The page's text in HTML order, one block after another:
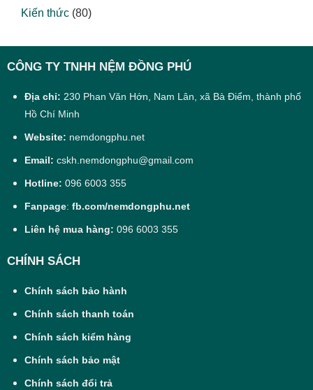
Kiến thức (80)
CÔNG TY TNHH NỆM ĐỒNG PHÚ
Địa chỉ: 230 Phan Văn Hớn, Nam Lân, xã Bà Điểm, thành phố
Hồ Chí Minh
Website: nemdongphu.net
Email: cskh.nemdongphu@gmail.com
Hotline: 096 6003 355
Fanpage: fb.com/nemdongphu.net
Liên hệ mua hàng: 096 6003 355
CHÍNH SÁCH
Chính sách bảo hành
Chính sách thanh toán
Chính sách kiểm hàng
Chính sách bảo mật
Chính sách đổi trả